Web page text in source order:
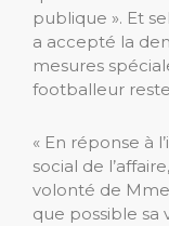
publique ». Et
a accepté la
mesures
footballeur reste
« En réponse à
social de
volonté de
que possible sa